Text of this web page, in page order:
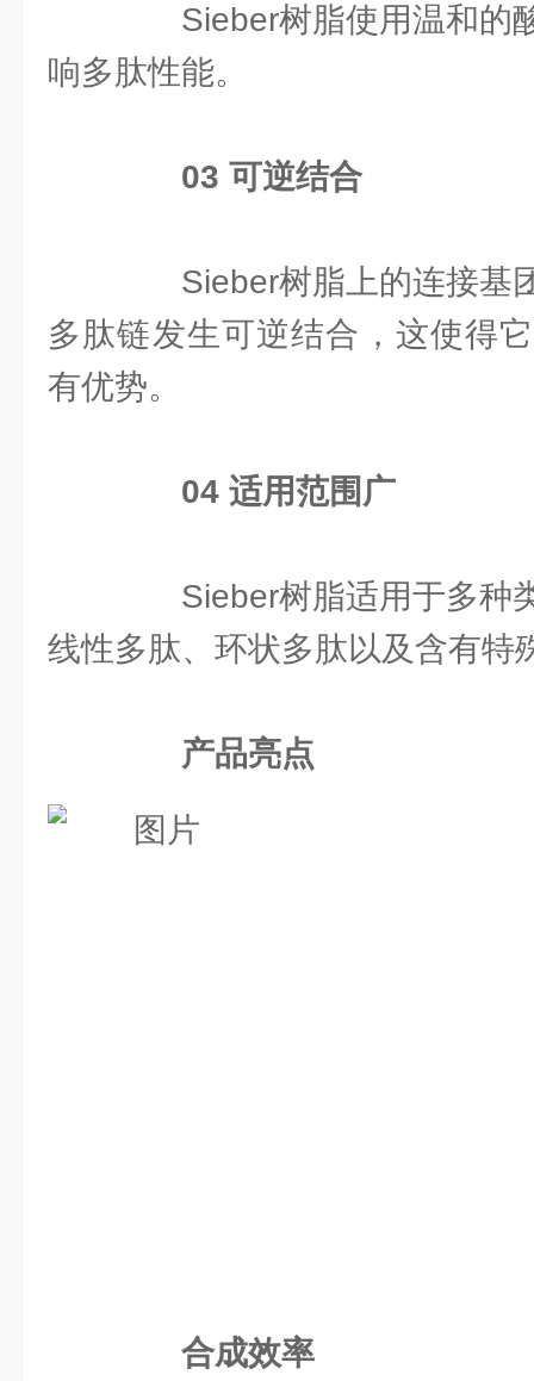
Sieber树脂使用温和的
响多肽性能。
03 可逆结合
Sieber树脂上的连接基
多肽链发生可逆结合，这使得
有优势。
04 适用范围广
Sieber树脂适用于多种
线性多肽、环状多肽以及含有特
产品亮点
合成效率